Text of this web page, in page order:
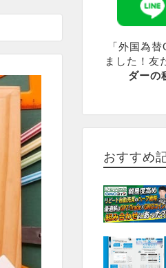
「外国為
ました！友
ダーの
おすすめ